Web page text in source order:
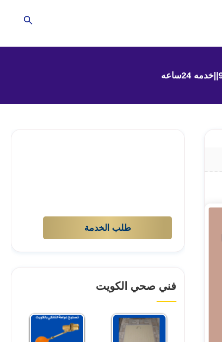
طلب الخدمة
فني صحي الكويت